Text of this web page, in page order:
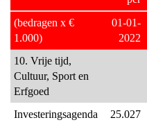
navigatie
Programma
Vrijetijd,
Cultuur,
Sport
(bedragen x €
1.000)
01-01-
2022
10. Vrije tijd,
Cultuur, Sport en
Erfgoed
Investeringsagenda
25.027